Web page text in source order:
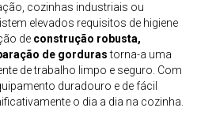
cozinhas industriais ou
elevados requisitos de higiene
de construção robusta,
de gordurastorna-a uma
de trabalho limpo e seguro. Com
duradouro e de fácil
o dia a dia na cozinha.